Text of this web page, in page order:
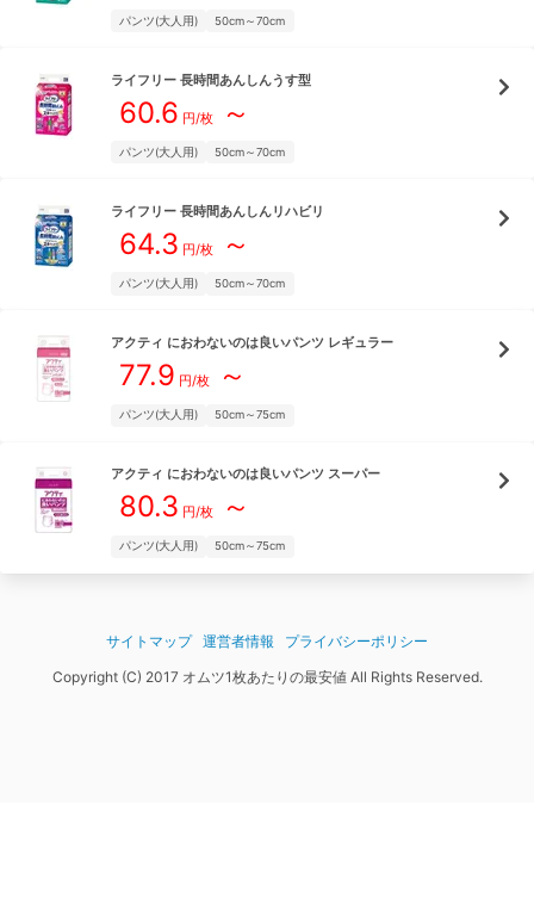
パンツ(大人用) 50cm～70cm
ライフリー 長時間あんしんうす型
60.6 円/枚～
パンツ(大人用) 50cm～70cm
ライフリー 長時間あんしんリハビリ
64.3 円/枚～
パンツ(大人用) 50cm～70cm
アクティ におわないのは良いパンツ レギュラー
77.9 円/枚～
パンツ(大人用) 50cm～75cm
アクティ におわないのは良いパンツ スーパー
80.3 円/枚～
パンツ(大人用) 50cm～75cm
サイトマップ 運営者情報
プライバシーポリシー
Copyright (C) 2017 オムツ1枚あたりの最安値 All Rights Reserved.